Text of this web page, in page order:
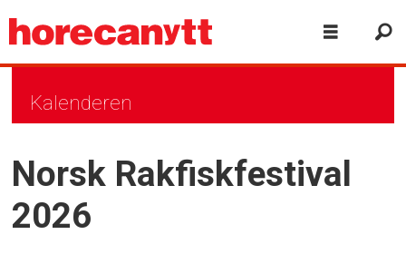
Kalenderen
Norsk Rakfiskfestival
2026